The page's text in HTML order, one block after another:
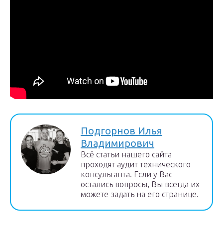
Подгорнов Илья
Владимирович
Всё статьи нашего сайта
проходят аудит технического
консультанта. Если у Вас
остались вопросы, Вы всегда их
можете задать на его странице.